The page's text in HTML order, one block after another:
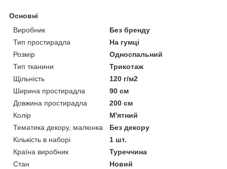
Основні
Виробник
Без бренду
Тип простирадла
На гумці
Розмір
Односпальний
Тип тканини
Трикотаж
Щільність
120 г/м2
Ширина простирадла
90 см
Довжина простирадла
200 см
Колір
М'ятний
Тематика декору, малюнка
Без декору
Кількість в наборі
1 шт.
Країна виробник
Туреччина
Стан
Новий